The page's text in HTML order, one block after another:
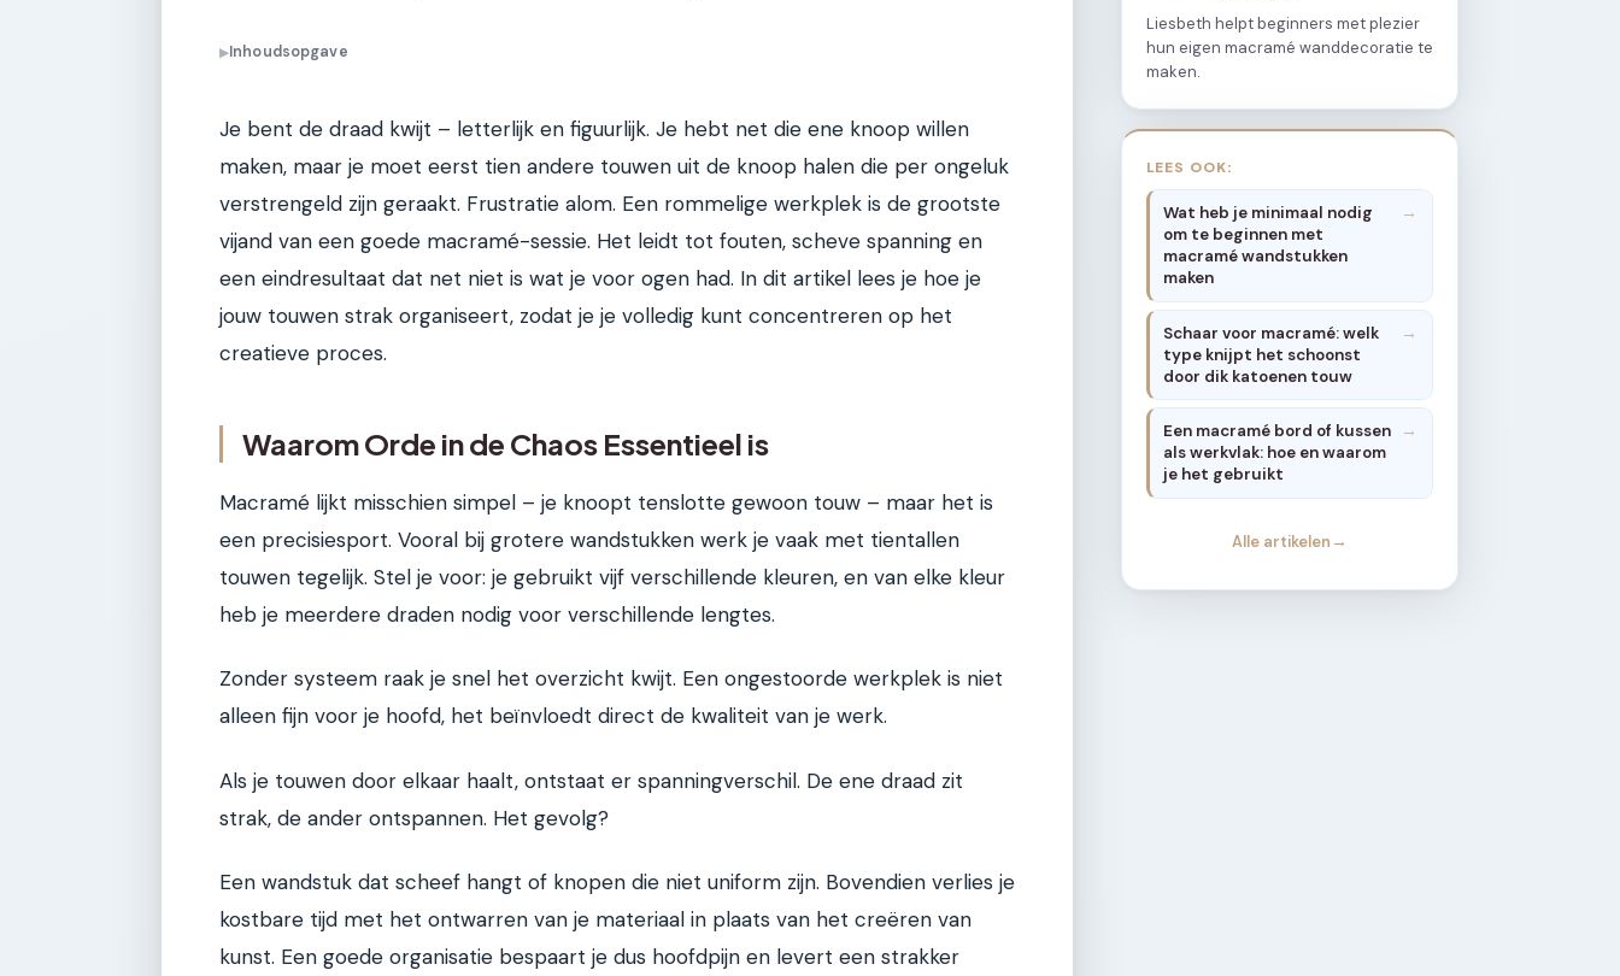
▶Inhoudsopgave
Je bent de draad kwijt – letterlijk en figuurlijk. Je hebt net die ene knoop willen
maken, maar je moet eerst tien andere touwen uit de knoop halen die per ongeluk
verstrengeld zijn geraakt. Frustratie alom. Een rommelige werkplek is de grootste
vijand van een goede macramé-sessie. Het leidt tot fouten, scheve spanning en
een eindresultaat dat net niet is wat je voor ogen had. In dit artikel lees je hoe je
jouw touwen strak organiseert, zodat je je volledig kunt concentreren op het
creatieve proces.
Waarom Orde in de Chaos Essentieel is
Macramé lijkt misschien simpel – je knoopt tenslotte gewoon touw – maar het is
een precisiesport. Vooral bij grotere wandstukken werk je vaak met tientallen
touwen tegelijk. Stel je voor: je gebruikt vijf verschillende kleuren, en van elke kleur
heb je meerdere draden nodig voor verschillende lengtes.
Zonder systeem raak je snel het overzicht kwijt. Een ongestoorde werkplek is niet
alleen fijn voor je hoofd, het beïnvloedt direct de kwaliteit van je werk.
Als je touwen door elkaar haalt, ontstaat er spanningverschil. De ene draad zit
strak, de ander ontspannen. Het gevolg?
Een wandstuk dat scheef hangt of knopen die niet uniform zijn. Bovendien verlies je
kostbare tijd met het ontwarren van je materiaal in plaats van het creëren van
kunst. Een goede organisatie bespaart je dus hoofdpijn en levert een strakker
Liesbeth helpt beginners met plezier
hun eigen macramé wanddecoratie te
maken.
LEES OOK:
Wat heb je minimaal nodig
om te beginnen met
macramé wandstukken
maken
Schaar voor macramé: welk
type knijpt het schoonst
door dik katoenen touw
Een macramé bord of kussen
als werkvlak: hoe en waarom
je het gebruikt
Alle artikelen